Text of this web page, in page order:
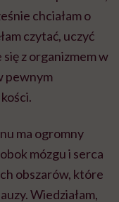
chciałam o
czytać, uczyć
z organizmem w
pewnym
ma ogromny
mózgu i serca
obszarów, które
Wiedziałam,